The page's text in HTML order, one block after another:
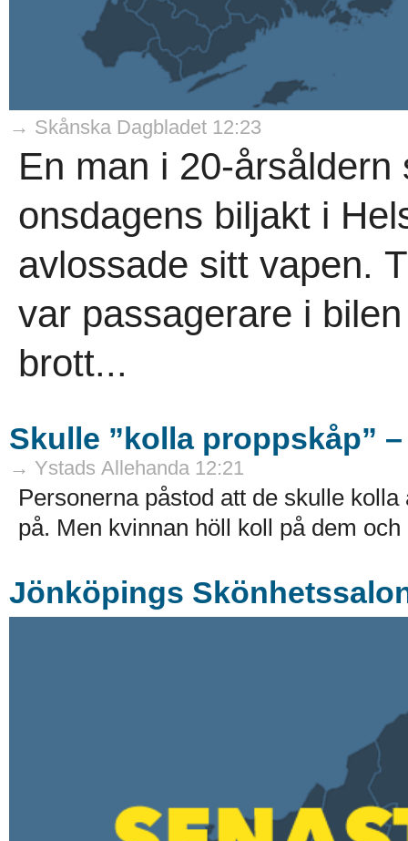
→ Skånska Dagbladet 12:23
En man i 20-
onsdagens biljakt i
avlossade sitt vapen.
var passagerare i
brott...
Skulle ”kolla proppskåp”
→ Ystads Allehanda 12:21
Personerna påstod att de skulle
på. Men kvinnan höll koll på dem
Jönköpings